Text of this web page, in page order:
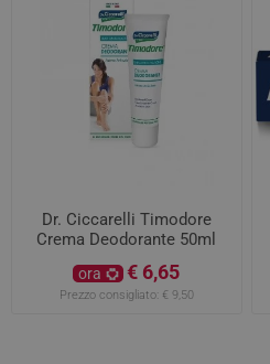
Dr. Ciccarelli Timodore
Crema Deodorante 50ml
ora € 6,65
Prezzo consigliato: € 9,50